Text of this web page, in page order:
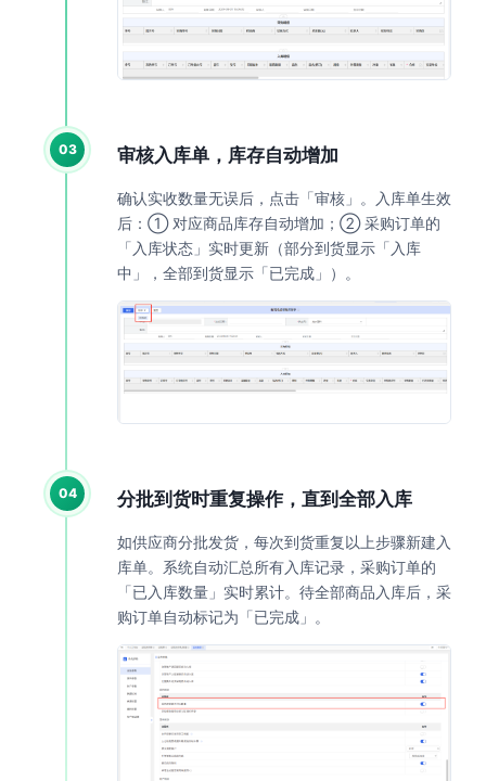
03 审核入库单，库存自动增加
确认实收数量无误后，点击「审核」。入库单生效
后：① 对应商品库存自动增加；② 采购订单的
「入库状态」实时更新（部分到货显示「入库
中」，全部到货显示「已完成」）。
04 分批到货时重复操作，直到全部入库
如供应商分批发货，每次到货重复以上步骤新建入
库单。系统自动汇总所有入库记录，采购订单的
「已入库数量」实时累计。待全部商品入库后，采
购订单自动标记为「已完成」。